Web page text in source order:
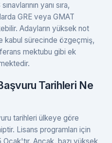
yanı sıra,
GRE veya GMAT
Adayların yüksek not
kabul sürecinde özgeçmiş,
mektubu gibi ek
Tarihleri Ne
tarihleri ülkeye göre
Lisans programları için